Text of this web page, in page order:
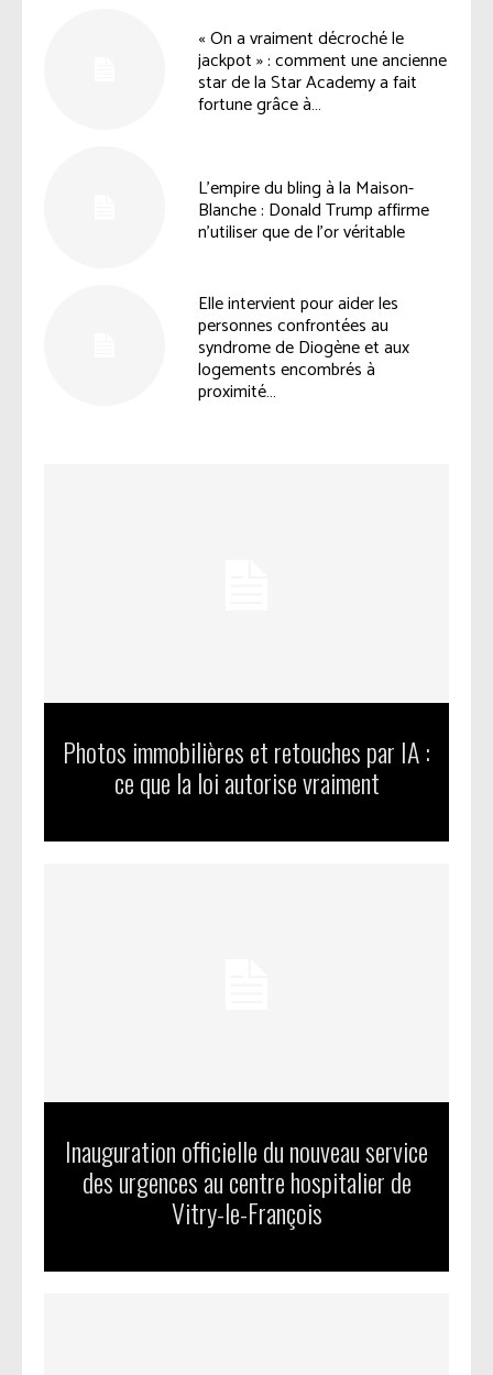
« On a vraiment décroché le
jackpot » : comment une ancienne
star de la Star Academy a fait
fortune grâce à…
L’empire du bling à la Maison-
Blanche : Donald Trump affirme
n’utiliser que de l’or véritable
Elle intervient pour aider les
personnes confrontées au
syndrome de Diogène et aux
logements encombrés à
proximité…
Photos immobilières et retouches par IA :
ce que la loi autorise vraiment
Inauguration officielle du nouveau service
des urgences au centre hospitalier de
Vitry-le-François